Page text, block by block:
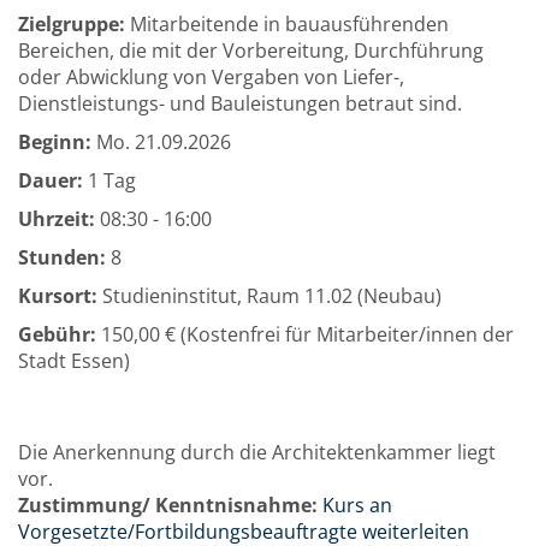
Zielgruppe: Mitarbeitende in bauausführenden
Bereichen, die mit der Vorbereitung, Durchführung
oder Abwicklung von Vergaben von Liefer-,
Dienstleistungs- und Bauleistungen betraut sind.
Beginn: Mo. 21.09.2026
Dauer: 1 Tag
Uhrzeit: 08:30 - 16:00
Stunden: 8
Kursort: Studieninstitut, Raum 11.02 (Neubau)
Gebühr: 150,00 € (Kostenfrei für Mitarbeiter/innen der
Stadt Essen)
Die Anerkennung durch die Architektenkammer liegt
vor.
Zustimmung/ Kenntnisnahme: Kurs an
Vorgesetzte/Fortbildungsbeauftragte weiterleiten